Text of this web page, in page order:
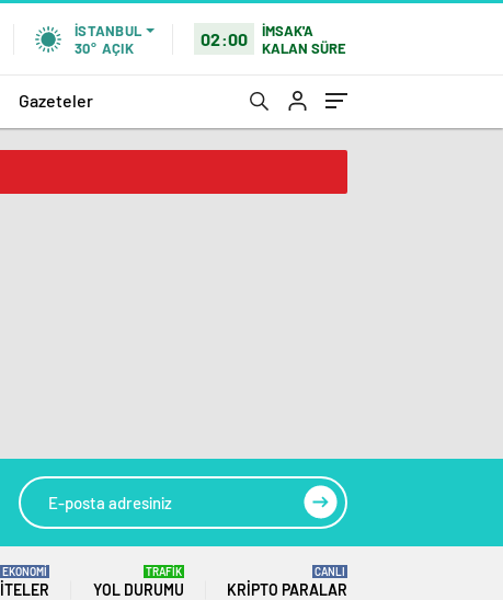
İSTANBUL
30° AÇIK 02:00
İMSAK'A
KALAN SÜRE
Gazeteler
EKONOMİ
YOL DURUMU
TRAFİK
KRIPTO PARALAR
CANLI